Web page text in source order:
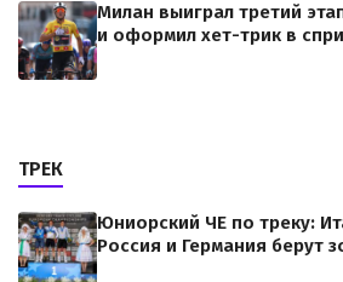
Милан выиграл третий
и оформил хет-трик в
ТРЕК
Юниорский ЧЕ по треку:
Россия и Германия берут